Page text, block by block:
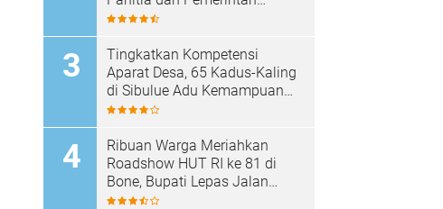
Kecamatan
Tingkatkan Kompetensi
Aparat Desa, 65 Kadus-Kaling
di Sibulue Adu Kemampuan
Berpidato
Ribuan Warga Meriahkan
Roadshow HUT RI ke 81 di
Bone, Bupati Lepas Jalan
Santai